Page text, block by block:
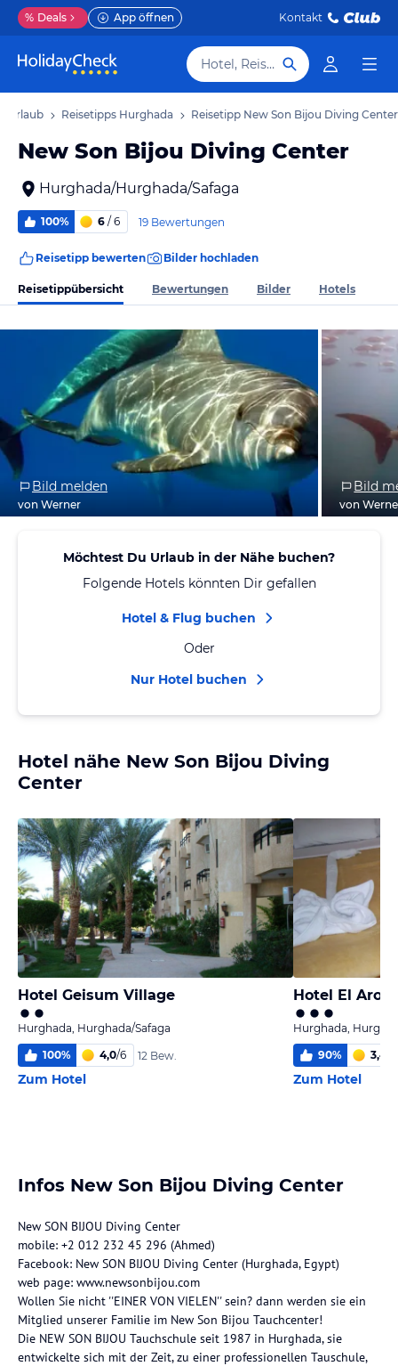
% Deals App öffnen Kontakt
Hotel, Reiseziel
Urlaub Reisetipps Hurghada Reisetipp New Son Bijou Diving Center
New Son Bijou Diving Center
Hurghada/Hurghada/Safaga
100% 6 / 6 19 Bewertungen
Reisetipp bewerten Bilder hochladen
Reisetippübersicht Bewertungen Bilder Hotels
Bild melden
von Werner
Bild
von
Möchtest Du Urlaub in der Nähe buchen?
Folgende Hotels könnten Dir gefallen
Hotel & Flug buchen
Oder
Nur Hotel buchen
Hotel nähe New Son Bijou Diving
Center
Hotel Geisum Village
Hurghada, Hurghada/Safaga
100% 4,0/6 12 Bew.
Zum Hotel
Hotel El Arosa
Hurghada,
90% 3,4
Zum Hotel
Infos New Son Bijou Diving Center
New SON BIJOU Diving Center
mobile: +2 012 232 45 296 (Ahmed)
Facebook: New SON BIJOU Diving Center (Hurghada, Egypt)
web page: www.newsonbijou.com
Wollen Sie nicht ''EINER VON VIELEN'' sein? dann werden sie ein
Mitglied unserer Familie im New Son Bijou Tauchcenter!
Die NEW SON BIJOU Tauchschule seit 1987 in Hurghada, sie
entwickelte sich mit der Zeit, zu einer professionellen Tauschule,